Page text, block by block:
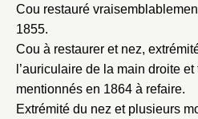
Cou restauré
1855.
Cou à restaurer et nez,
l’auriculaire de la main droite
mentionnés en 1864 à refaire.
Extrémité du nez et plusieurs
Nom du dossier
Courriel